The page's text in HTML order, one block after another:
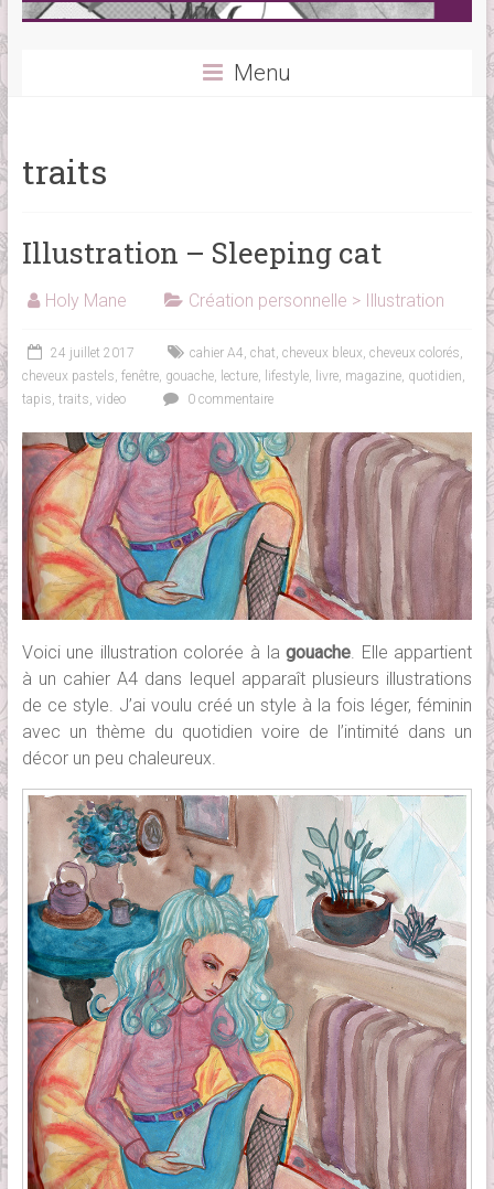
Menu
traits
Illustration – Sleeping cat
Holy Mane Création personnelle > Illustration
24 juillet 2017 cahier A4, chat, cheveux bleux, cheveux colorés,
cheveux pastels, fenêtre, gouache, lecture, lifestyle, livre, magazine, quotidien,
tapis, traits, video 0 commentaire
Voici une illustration colorée à lagouache. Elle appartient
à un cahier A4 dans lequel apparaît plusieurs illustrations
de ce style. J’ai voulu créé un style à la fois léger, féminin
avec un thème du quotidien voire de l’intimité dans un
décor un peu chaleureux.